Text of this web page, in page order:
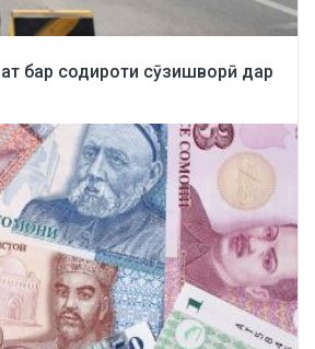
бар содироти сӯзишворӣ дар